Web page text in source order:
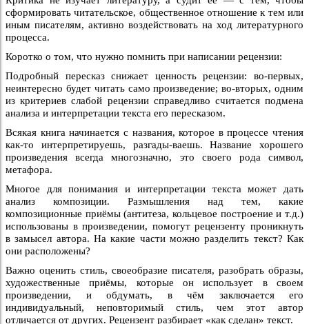
сформировать читательское, общественное отношение к тем или
иным писателям, активно воздействовать на ход литературного
процесса.
Коротко о том, что нужно помнить при написании рецензии:
Подробный пересказ снижает ценность рецензии: во-первых,
неинтересно будет читать само произведение; во-вторых, одним
из критериев слабой рецензии справедливо считается подмена
анализа и интерпретации текста его пересказом.
Всякая книга начинается с названия, которое в процессе чтения
как-то интерпретируешь, разгады-ваешь. Название хорошего
произведения всегда многозначно, это своего рода символ,
метафора.
Многое для понимания и интерпретации текста может дать
анализ композиции. Размышления над тем, какие
композиционные приёмы (антитеза, кольцевое построение и т.д.)
использованы в произведении, помогут рецензенту проникнуть
в замысел автора. На какие части можно разделить текст? Как
они расположены?
Важно оценить стиль, своеобразие писателя, разобрать образы,
художественные приёмы, которые он использует в своем
произведении, и обдумать, в чём заключается его
индивидуальный, неповторимый стиль, чем этот автор
отличается от других. Рецензент разбирает «как сделан» текст.